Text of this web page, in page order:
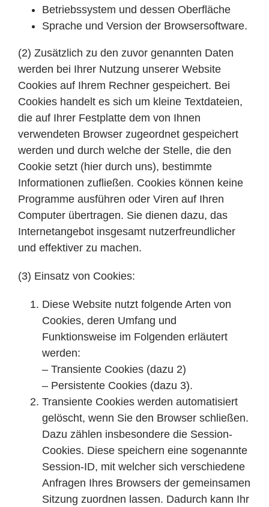
Betriebssystem und dessen Oberfläche
Sprache und Version der Browsersoftware.
(2) Zusätzlich zu den zuvor genannten Daten
werden bei Ihrer Nutzung unserer Website
Cookies auf Ihrem Rechner gespeichert. Bei
Cookies handelt es sich um kleine Textdateien,
die auf Ihrer Festplatte dem von Ihnen
verwendeten Browser zugeordnet gespeichert
werden und durch welche der Stelle, die den
Cookie setzt (hier durch uns), bestimmte
Informationen zufließen. Cookies können keine
Programme ausführen oder Viren auf Ihren
Computer übertragen. Sie dienen dazu, das
Internetangebot insgesamt nutzerfreundlicher
und effektiver zu machen.
(3) Einsatz von Cookies:
Diese Website nutzt folgende Arten von
Cookies, deren Umfang und
Funktionsweise im Folgenden erläutert
werden:
– Transiente Cookies (dazu 2)
– Persistente Cookies (dazu 3).
Transiente Cookies werden automatisiert
gelöscht, wenn Sie den Browser schließen.
Dazu zählen insbesondere die Session-
Cookies. Diese speichern eine sogenannte
Session-ID, mit welcher sich verschiedene
Anfragen Ihres Browsers der gemeinsamen
Sitzung zuordnen lassen. Dadurch kann Ihr